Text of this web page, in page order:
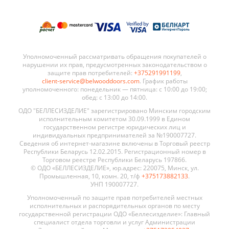
Уполномоченный рассматривать обращения покупателей о
нарушении их прав, предусмотренных законодательством о
защите прав потребителей: +375291991199,
client-service@belwooddoors.com. График работы
уполномоченного: понедельник — пятница: с 10:00 до 19:00;
обед: с 13:00 до 14:00.
ОДО "БЕЛЛЕСИЗДЕЛИЕ" зарегистрировано Минским городским
исполнительным комитетом 30.09.1999 в Едином
государственном регистре юридических лиц и
индивидуальных предпринимателей за №190007727.
Сведения об интернет-магазине включены в Торговый реестр
Республики Беларусь 12.02.2015. Регистрационный номер в
Торговом реестре Республики Беларусь 197866.
© ОДО «БЕЛЛЕСИЗДЕЛИЕ», юр.адрес: 220075, Минск, ул.
Промышленная, 10, комн. 20, т/ф +375173882133.
УНП 190007727.
Уполномоченный по защите прав потребителей местных
исполнительных и распорядительных органов по месту
государственной регистрации ОДО «Беллесизделие»: Главный
специалист отдела торговли и услуг Администрации